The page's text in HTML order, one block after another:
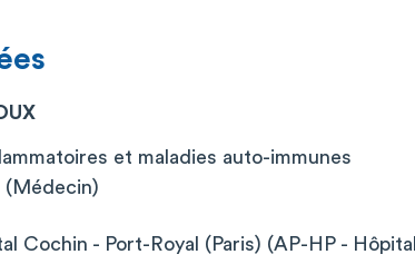
et maladies auto-immunes
(Médecin)
Cochin - Port-Royal (Paris) (AP-HP -